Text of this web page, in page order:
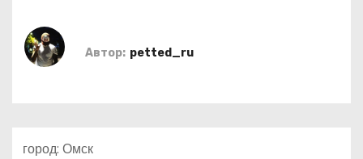
Автор: petted_ru
город: Омск